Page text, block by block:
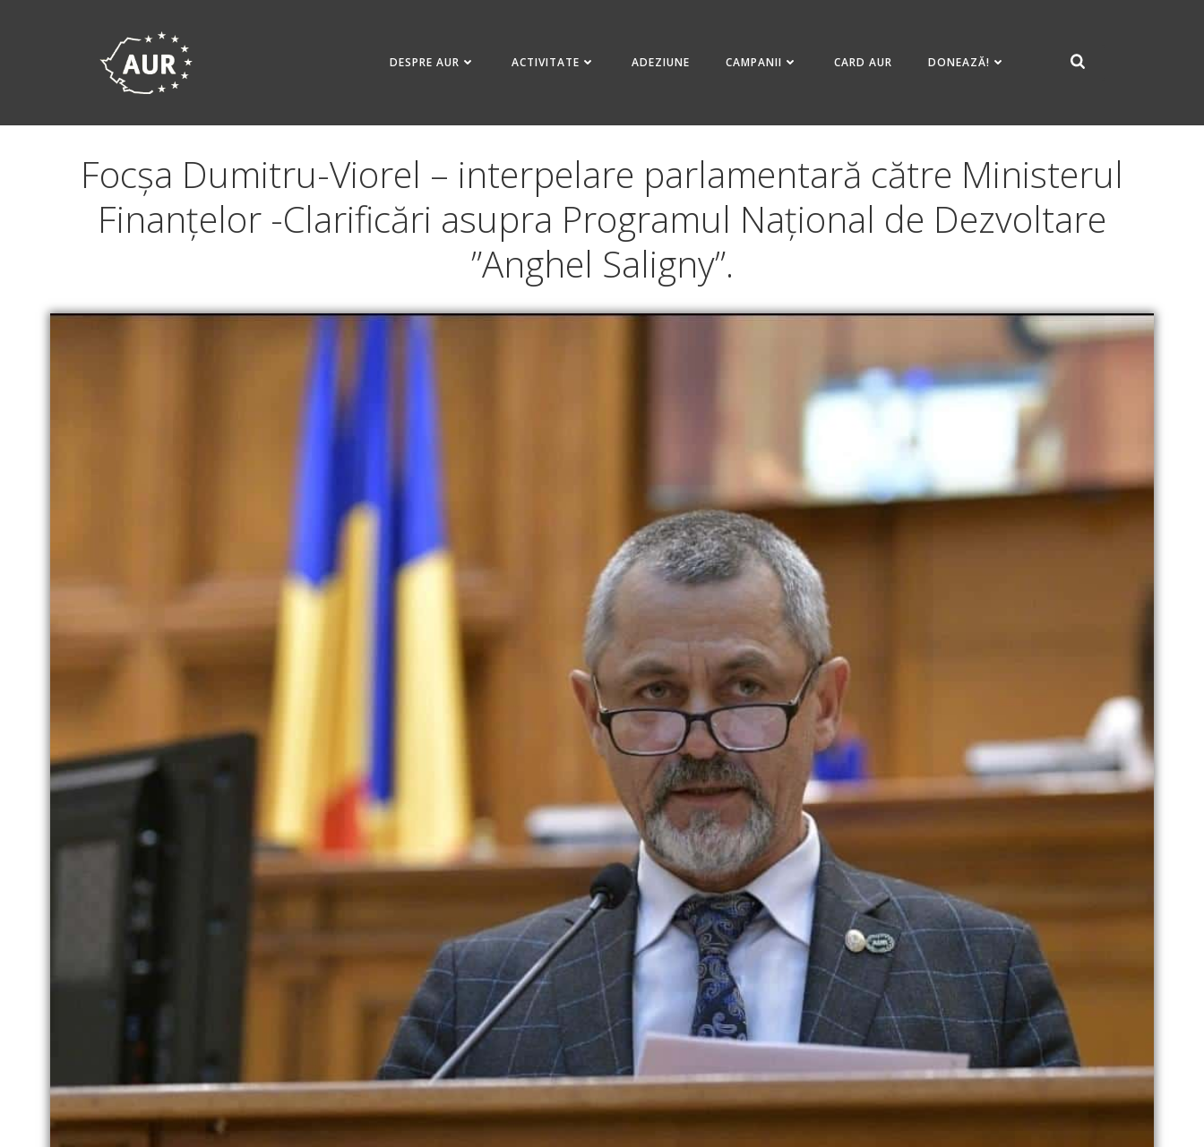
DESPRE AUR ACTIVITATE ADEZIUNE CAMPANII CARD AUR DONEAZĂ!
Focșa Dumitru-Viorel – interpelare parlamentară către Ministerul
Finanțelor -Clarificări asupra Programul Național de Dezvoltare
”Anghel Saligny”.